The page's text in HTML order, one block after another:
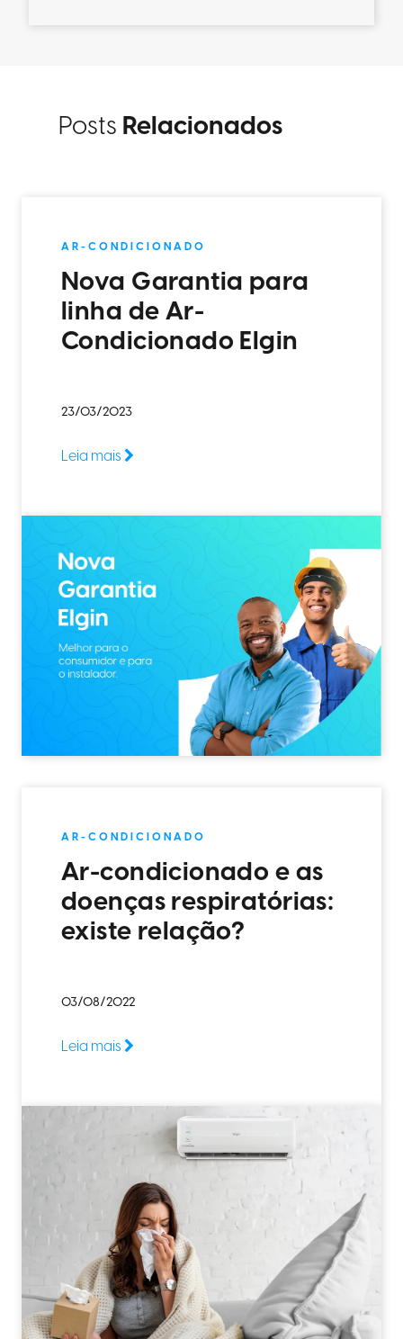
Posts Relacionados
AR-CONDICIONADO
Nova Garantia para
linha de Ar-
Condicionado Elgin
23/03/2023
Leia mais
AR-CONDICIONADO
Ar-condicionado e as
doenças respiratórias:
existe relação?
03/08/2022
Leia mais